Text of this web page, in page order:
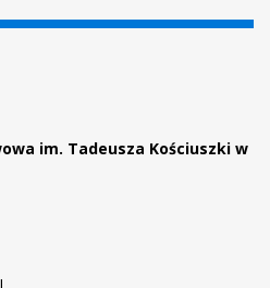
im. Tadeusza Kościuszki w